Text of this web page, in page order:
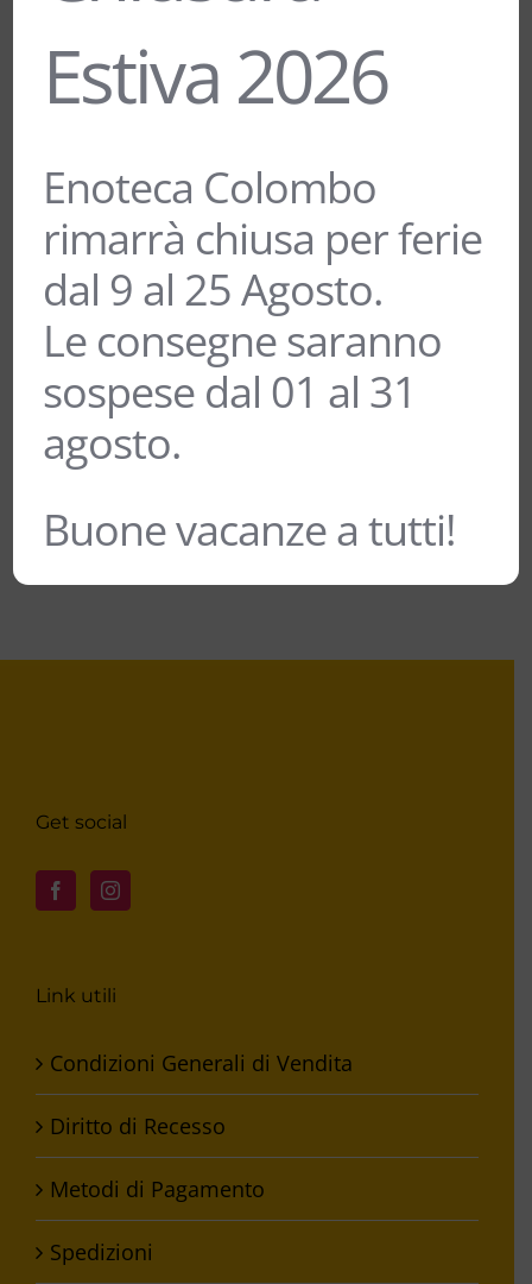
PINOT GRIGIO FRIULI DOC “TERRE
MAGRE” – PIERA 1899
9,90 €
Get social
Link utili
Condizioni Generali di Vendita
Diritto di Recesso
Metodi di Pagamento
Spedizioni
Estiva 2026
Enoteca Colombo
rimarrà chiusa per ferie
dal 9 al 25 Agosto.
Le consegne saranno
sospese dal 01 al 31
agosto.
Buone vacanze a tutti!